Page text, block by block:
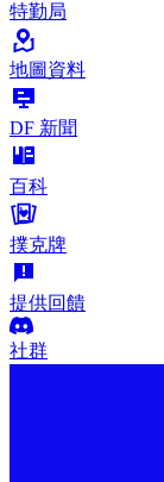
特勤局
地圖資料
DF 新聞
百科
撲克牌
提供回饋
社群